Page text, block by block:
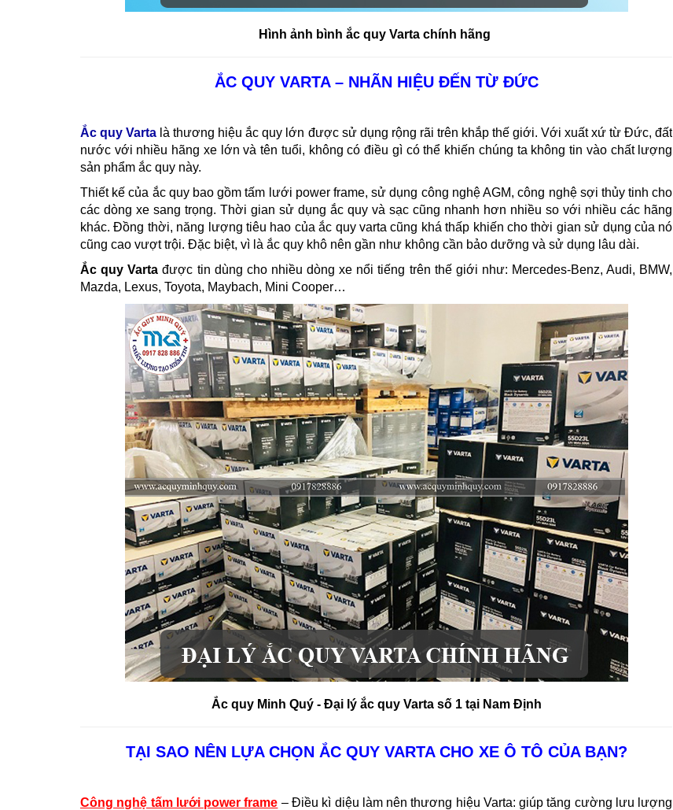
Hình ảnh bình ắc quy Varta chính hãng
ẮC QUY VARTA – NHÃN HIỆU ĐẾN TỪ ĐỨC
Ắc quy Varta là thương hiệu ắc quy lớn được sử dụng rộng rãi trên khắp thế giới. Với xuất xứ từ Đức, đất
nước với nhiều hãng xe lớn và tên tuổi, không có điều gì có thể khiến chúng ta không tin vào chất lượng
sản phẩm ắc quy này.
Thiết kế của ắc quy bao gồm tấm lưới power frame, sử dụng công nghệ AGM, công nghệ sợi thủy tinh cho
các dòng xe sang trọng. Thời gian sử dụng ắc quy và sạc cũng nhanh hơn nhiều so với nhiều các hãng
khác. Đồng thời, năng lượng tiêu hao của ắc quy varta cũng khá thấp khiến cho thời gian sử dụng của nó
cũng cao vượt trội. Đặc biệt, vì là ắc quy khô nên gần như không cần bảo dưỡng và sử dụng lâu dài.
Ắc quy Varta được tin dùng cho nhiều dòng xe nổi tiếng trên thế giới như: Mercedes-Benz, Audi, BMW,
Mazda, Lexus, Toyota, Maybach, Mini Cooper…
Ắc quy Minh Quý - Đại lý ắc quy Varta số 1 tại Nam Định
TẠI SAO NÊN LỰA CHỌN ẮC QUY VARTA CHO XE Ô TÔ CỦA BẠN?
Công nghệ tấm lưới power frame – Điều kì diệu làm nên thương hiệu Varta: giúp tăng cường lưu lượng